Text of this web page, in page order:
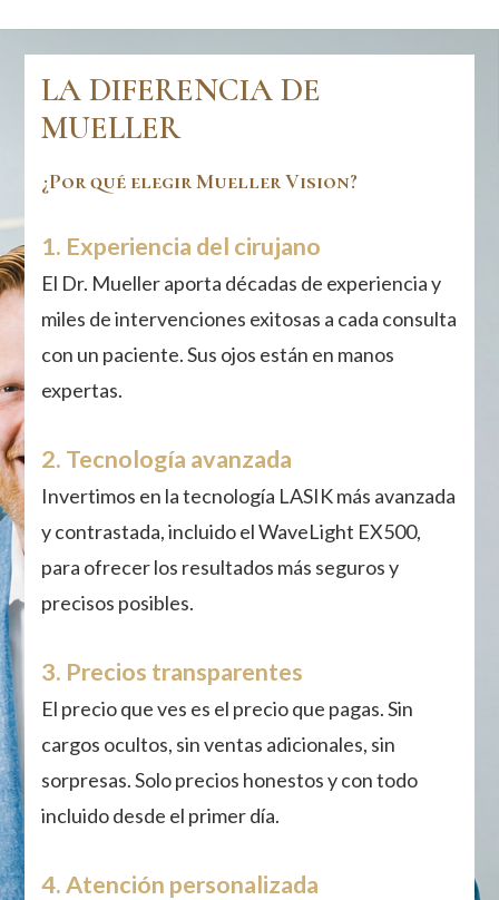
LA DIFERENCIA DE
MUELLER
¿Por qué elegir Mueller Vision?
1. Experiencia del cirujano
El Dr. Mueller aporta décadas de experiencia y
miles de intervenciones exitosas a cada consulta
con un paciente. Sus ojos están en manos
expertas.
2. Tecnología avanzada
Invertimos en la tecnología LASIK más avanzada
y contrastada, incluido el WaveLight EX500,
para ofrecer los resultados más seguros y
precisos posibles.
3. Precios transparentes
El precio que ves es el precio que pagas. Sin
cargos ocultos, sin ventas adicionales, sin
sorpresas. Solo precios honestos y con todo
incluido desde el primer día.
4. Atención personalizada